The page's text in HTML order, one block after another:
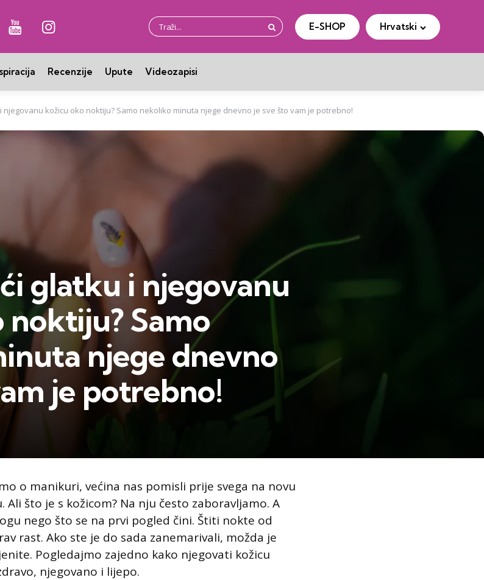
Traži: TraženjeE-SHOP Hrvatski
Recenzije Upute Videozapisi
njegovanu kožicu oko noktiju? Samo nekoliko minuta njege dnevno je sve što vam je potrebno!
glatku i njegovanu
Samo
njege dnevno
je potrebno!
o manikuri, većina nas pomisli prije svega na novu
što je s kožicom? Na nju često zaboravljamo. A
nego što se na prvi pogled čini. Štiti nokte od
rast. Ako ste je do sada zanemarivali, možda je
Pogledajmo zajedno kako njegovati kožicu
njegovano i lijepo.